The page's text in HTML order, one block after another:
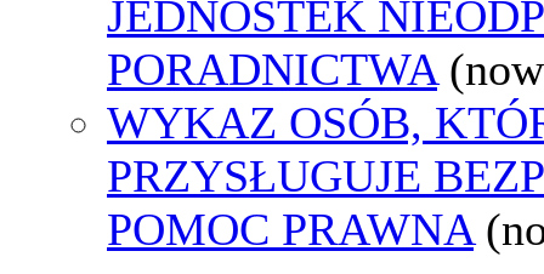
JEDNOSTEK
PORADNICTWA
WYKAZ OSÓB,
PRZYSŁUGUJE
POMOC PRAWNA